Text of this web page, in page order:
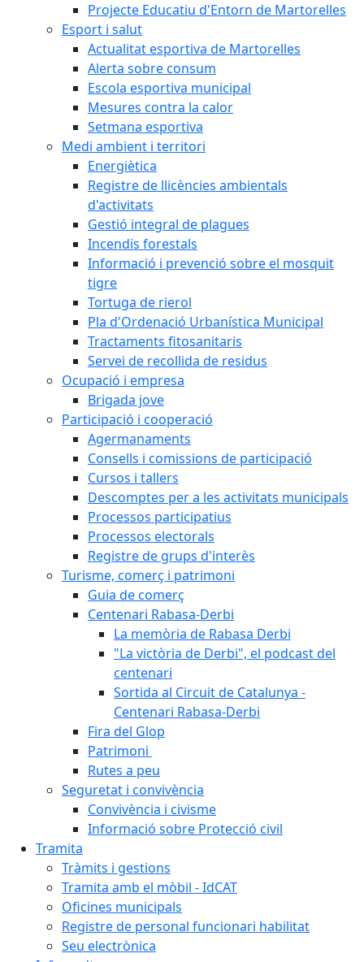
Projecte Educatiu d'Entorn de Martorelles
Esport i salut
Actualitat esportiva de Martorelles
Alerta sobre consum
Escola esportiva municipal
Mesures contra la calor
Setmana esportiva
Medi ambient i territori
Energiètica
Registre de llicències ambientals
d'activitats
Gestió integral de plagues
Incendis forestals
Informació i prevenció sobre el mosquit
tigre
Tortuga de rierol
Pla d'Ordenació Urbanística Municipal
Tractaments fitosanitaris
Servei de recollida de residus
Ocupació i empresa
Brigada jove
Participació i cooperació
Agermanaments
Consells i comissions de participació
Cursos i tallers
Descomptes per a les activitats municipals
Processos participatius
Processos electorals
Registre de grups d'interès
Turisme, comerç i patrimoni
Guia de comerç
Centenari Rabasa-Derbi
La memòria de Rabasa Derbi
"La victòria de Derbi", el podcast del
centenari
Sortida al Circuit de Catalunya -
Centenari Rabasa-Derbi
Fira del Glop
Patrimoni
Rutes a peu
Seguretat i convivència
Convivència i civisme
Informació sobre Protecció civil
Tramita
Tràmits i gestions
Tramita amb el mòbil - IdCAT
Oficines municipals
Registre de personal funcionari habilitat
Seu electrònica